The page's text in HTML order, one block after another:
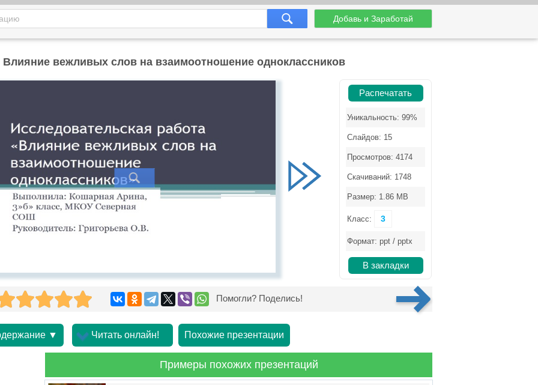
Добавь и Заработай
Влияние вежливых слов на взаимоотношение одноклассников
Распечатать
Уникальность: 99%
Слайдов: 15
Просмотров: 4174
Скачиваний: 1748
Размер: 1.86 MB
Класс: 3
Формат: ppt / pptx
В закладки
Помогли? Поделись!
▼ Читать онлайн! Похожие презентации
Примеры похожих презентаций